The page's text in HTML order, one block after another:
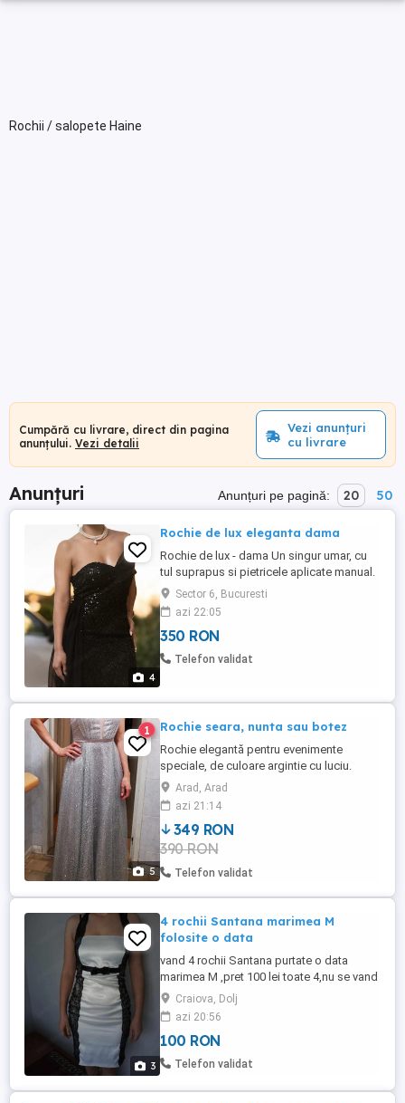
Rochii / salopete Haine
Cumpără cu livrare, direct din pagina
anunțului. Vezi detalii
Vezi anunțuri
cu livrare
Anunțuri Anunțuri pe pagină: 20 50
4
Rochie de lux eleganta dama
Rochie de lux - dama Un singur umar, cu
tul suprapus si pietricele aplicate manual.
Trena din tul este detasabila. Noua fara
eticheta . Nu prezinta imperfectiuni.
Sector 6, Bucuresti
azi 22:05
350 RON
Telefon validat
5
1 Rochie seara, nunta sau botez
Rochie elegantă pentru evenimente
speciale, de culoare argintie cu luciu.
Perfectă pentru ocazii precum baluri,
serate, nunți sau botezuri. Purtata o
singura data, în stare impecabila. Curățată
și pregătită pentru client. Bretelele sunt
ajustabile. Marime: se potrivește pentru M
sau L Cupele la ...
Arad, Arad
azi 21:14
349 RON
390 RON
Telefon validat
3
4 rochii Santana marimea M
folosite o data
vand 4 rochii Santana purtate o data
marimea M ,pret 100 lei toate 4,nu se vand
separat ,nu trimit prin curier doar Craiova
Craiova, Dolj
azi 20:56
100 RON
Telefon validat